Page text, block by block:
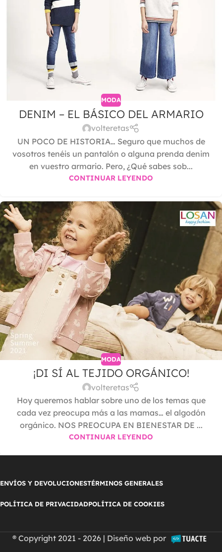
MODA
DENIM – EL BÁSICO DEL ARMARIO
volteretas
UN POCO DE HISTORIA… Seguro que muchos de
vosotros tenéis un pantalón o alguna prenda denim
en vuestro armario. Pero, ¿Qué sabes sob...
CONTINUAR LEYENDO
MODA
¡DI SÍ AL TEJIDO ORGÁNICO!
volteretas
Hoy queremos hablar sobre uno de los temas que
cada vez preocupa más a las mamas… el algodón
orgánico. NOS PREOCUPA EN BIENESTAR DE ...
CONTINUAR LEYENDO
ENVÍOS Y DEVOLUCIONESTÉRMINOS GENERALES
POLÍTICA DE PRIVACIDADPOLÍTICA DE COOKIES
® Copyright 2021 - 2026 | Diseño web por